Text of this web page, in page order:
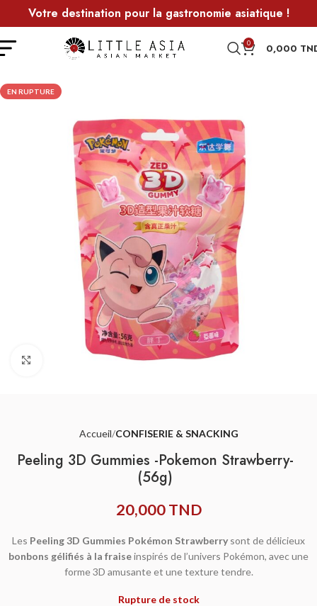
Votre destination pour la gastronomie asiatique !
0 0,000
EN RUPTURE
Accueil CONFISERIE & SNACKING
Peeling 3D Gummies -Pokemon Strawberry-
(56g)
20,000TND
Les Peeling 3D Gummies Pokémon Strawberry sont de délicieux
bonbons gélifiés à la fraiseinspirés de l’univers Pokémon, avec une
forme 3D amusante et une texture tendre.
Rupture de stock